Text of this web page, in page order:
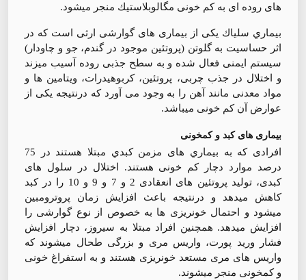
های روده ای به كم خونی مگالوبلاستيك منجر ميشود.
بيماري سلياك يكی از بيماری های گوارشی ارثی است كه در
اثر حساسيت به گلوتن (پروتئين موجود در گندم، جو و چاودار)
سيستم ايمنی فعال شده و به سطح جذبی روده آسيب ميزند
و اختلال در جذب چربی، پروتئين، كربوهيدرات، ويتامين ها و
مواد معدنی مانند آهن را به وجود می آورد كه درنتيجه يكی از
عوارض آن كم خونی ميباشد.
بيماری های كبد و كمخونی
افرادی كه به بيماري های مزمن كبدي مبتلا هستند در 75
درصد موارد دچار كم خونی هستند. اختلال در سلول های
كبدی، توليد پروتئين های انعقادی 2 و 7 و 9 و 10 را در كبد
كاهش ميدهد و درنتيجه باعث افزايش زمان پروترومبين
ميشود و احتمال خونريزی ها به خصوص از نوع گوارشی را
افزايش ميدهد. همچنين افراد مبتلا به سيروز، دچار افزايش
فشار وريد پورت، واريس مری و بزرگی طحال ميشوند كه
واريس های مری مستعد خونريزی هستند و به استفراغ خونی
و كمخونی منجر ميشوند.